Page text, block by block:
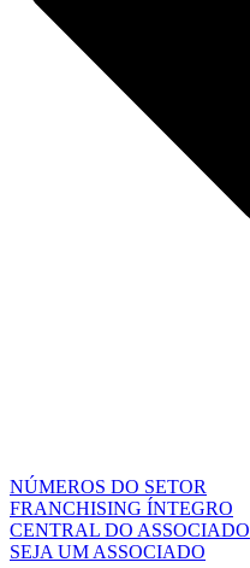
NÚMEROS DO SETOR
FRANCHISING ÍNTEGRO
CENTRAL DO ASSOCIADO
SEJA UM ASSOCIADO